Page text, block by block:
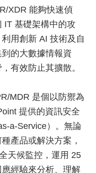
XDR 能夠快速偵
IT 基礎架構中的攻
用創新 AI 技術及自
的大數據情報資
有效防止其擴散。
MDR 是個以防禦為
提供的資訊安全
a-Service）。無論
產品或解決方案，
天候監控，運用 25
經驗來分析、理解